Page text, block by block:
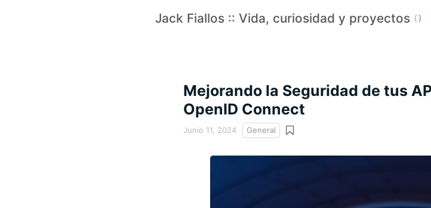
Jack Fiallos :: Vida, curiosidad y proyectos
Mejorando la Seguridad de tus
OpenID Connect
Junio 11, 2024 General